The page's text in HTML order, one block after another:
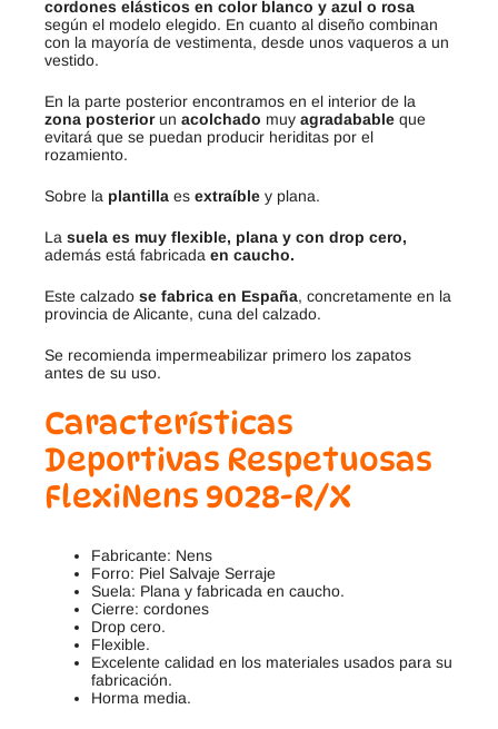
cordones elásticos en color blanco y azul o rosa
según el modelo elegido. En cuanto al diseño combinan
con la mayoría de vestimenta, desde unos vaqueros a un
vestido.
En la parte posterior encontramos en el interior de la
zona posteriorun acolchado muy agradabable que
evitará que se puedan producir heriditas por el
rozamiento.
Sobre la plantilla es extraíble y plana.
La suela es muy flexible, plana y con drop cero,
además está fabricada en caucho.
Este calzado se fabrica en España, concretamente en la
provincia de Alicante, cuna del calzado.
Se recomienda impermeabilizar primero los zapatos
antes de su uso.
Características
Deportivas Respetuosas
FlexiNens 9028-R/X
Fabricante: Nens
Forro: Piel Salvaje Serraje
Suela: Plana y fabricada en caucho.
Cierre: cordones
Drop cero.
Flexible.
Excelente calidad en los materiales usados para su
fabricación.
Horma media.